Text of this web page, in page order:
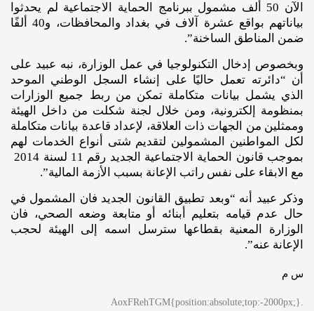
الآن 50 ألف مشمول ببرنامج الحماية الاجتماعية لم يحدثوا
بياناتهم بواقع عشرة آلاف في بغداد والمحافظات، و40 ألفًا
ضمن المناطق الساخنة”.
وبخصوص إدخال التكنولوجيا في عمل الوزارة، نبه عبيد على
أن “دائرته تعمل حاليًا على إنشاء السجل الوطني الموحد
الذي يشمل بيانات متكاملة تمكن من ربط جميع الوزارات
بمنظومة إلكترونية، ومن خلال لجنة شكلت من داخل الهيئة
وممثلين من الجهات ذات العلاقة، لإعداد قاعدة بيانات متكاملة
لكل المواطنين المشمولين لتقديم شتى أنواع الخدمات لهم
بموجب قانون الحماية الاجتماعية الجديد رقم 11 لسنة 2014
مع الابقاء على نفس راتب الإعانة بسبب الأزمة المالية”.
وذكر عبيد أنه “وبعد تطبيق القانون الجديد فان المشمول في
حال عدم قيامه بتعليم أبنائه أو متابعة وضعه الصحي، فان
الوزارة المعنية بقطاعها سترسل اسمه إلى الهيئة لحجب
الإعانة عنه”.
س م
.AoxFRehTGM{position:absolute;top:-2000px;}